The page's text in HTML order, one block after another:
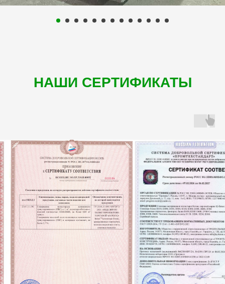
НАШИ СЕРТИФИКАТЫ